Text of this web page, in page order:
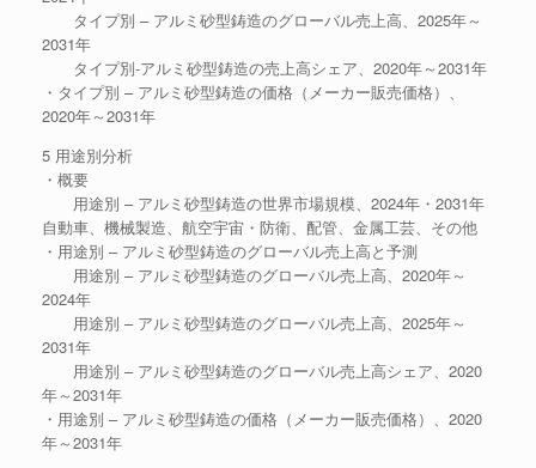
タイプ別 – アルミ砂型鋳造のグローバル売上高、2025年～
2031年
タイプ別-アルミ砂型鋳造の売上高シェア、2020年～2031年
・タイプ別 – アルミ砂型鋳造の価格（メーカー販売価格）、
2020年～2031年
5 用途別分析
・概要
用途別 – アルミ砂型鋳造の世界市場規模、2024年・2031年
自動車、機械製造、航空宇宙・防衛、配管、金属工芸、その他
・用途別 – アルミ砂型鋳造のグローバル売上高と予測
用途別 – アルミ砂型鋳造のグローバル売上高、2020年～
2024年
用途別 – アルミ砂型鋳造のグローバル売上高、2025年～
2031年
用途別 – アルミ砂型鋳造のグローバル売上高シェア、2020
年～2031年
・用途別 – アルミ砂型鋳造の価格（メーカー販売価格）、2020
年～2031年